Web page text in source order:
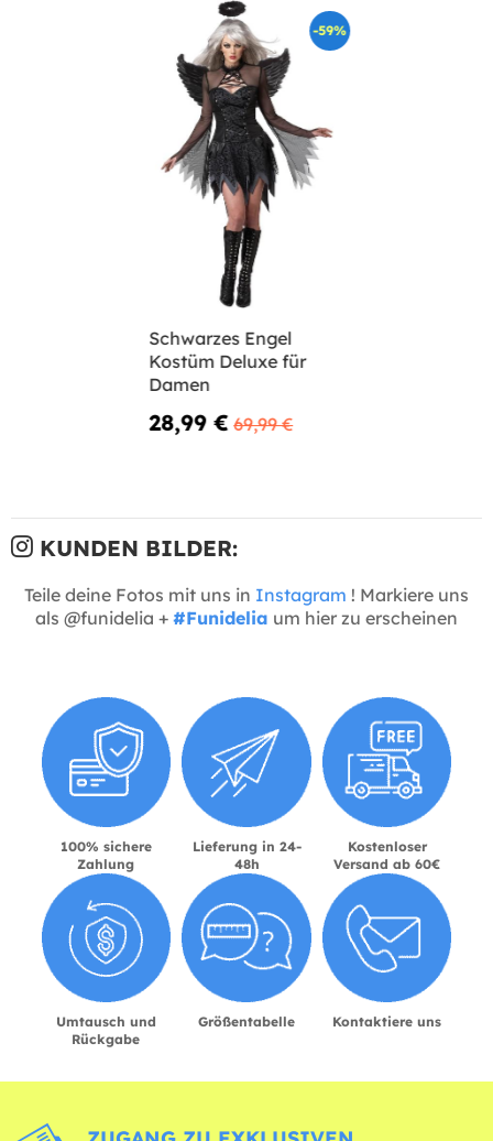
-59%
Schwarzes Engel
Kostüm Deluxe für
Damen
28,99 € 69,99 €
KUNDEN BILDER:
Teile deine Fotos mit uns in Instagram ! Markiere uns
als @funidelia + #Funidelia um hier zu erscheinen
100% sichere
Zahlung
Lieferung in 24-
48h
Kostenloser
Versand ab 60€
Umtausch und
Rückgabe
Größentabelle Kontaktiere uns